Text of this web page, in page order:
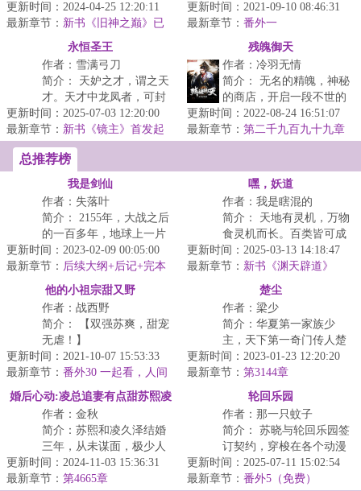
半纸功名千山外，银花火
更新时间：2024-04-25 12:20:11
最新章节： 新书《旧神之巅》已
做咸鱼，搞事业太累了。
听说被贬的上神回来了？
更新时间：2021-09-10 08:46:31
最新章节： 番外一
永恒圣王
作者：雪满弓刀
简介： 天妒之才，谓之天
才。天才中龙凤者，可封
妖孽。灵根残缺的人族少
年，得神秘女子传授一部
无...
更新时间：2025-07-03 12:20:00
最新章节： 新书《镜主》首发起
点
残魄御天
作者：冷羽无情
简介： 无名的精魄，神秘
的商店，开启一段不世的
传奇。星武大陆实力为
尊，且看秦宇如何以废柴
更新时间：2022-08-24 16:51:07
最新章节： 第二千九百九十九章
总推荐榜
我是剑仙
作者：失落叶
简介： 2155年，大战之后
的一百多年，地球上一片
疮痍，人们依旧生活在物
资匮乏的世界之中，此...
更新时间：2023-02-09 00:05:00
最新章节： 后续大纲+后记+完本
嘿，妖道
作者：我是瞎混的
简介： 天地有灵机，万物
食灵机而长。百类皆可成
妖，延寿命，得神通，唯
人族例外。
更新时间：2025-03-13 14:18:47
最新章节： 新书《渊天辟道》
他的小祖宗甜又野
作者：战西野
简介： 【双强苏爽，甜宠
无虐！】
整个云州都知道，叶家多
了个拖油瓶...
更新时间：2021-10-07 15:53:33
最新章节： 番外30 一起看，人间
烟火（终章）
楚尘
作者：梁少
简介：华夏第一家族少
主，天下第一奇门传人楚
尘，学成下山途中，意外
封印了自己的双魂五魄，
当了五年的傻...
更新时间：2023-01-23 12:20:20
最新章节： 第3144章
婚后心动:凌总追妻有点甜苏熙凌
久泽
作者：金秋
简介：苏熙和凌久泽结婚
三年，从未谋面，极少人
知。晚上，苏熙是总裁夫
人，躺在凌久泽的别墅
更新时间：2024-11-03 15:36:31
最新章节： 第4665章
轮回乐园
作者：那一只蚊子
简介： 苏晓与轮回乐园签
订契约，穿梭在各个动漫
世界内执行任务。
更新时间：2025-07-11 15:02:54
最新章节： 番外5（免费）